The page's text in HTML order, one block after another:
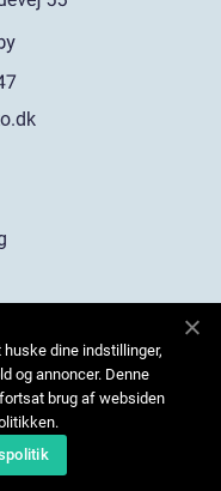
dine indstillinger,
og annoncer. Denne
brug af websiden